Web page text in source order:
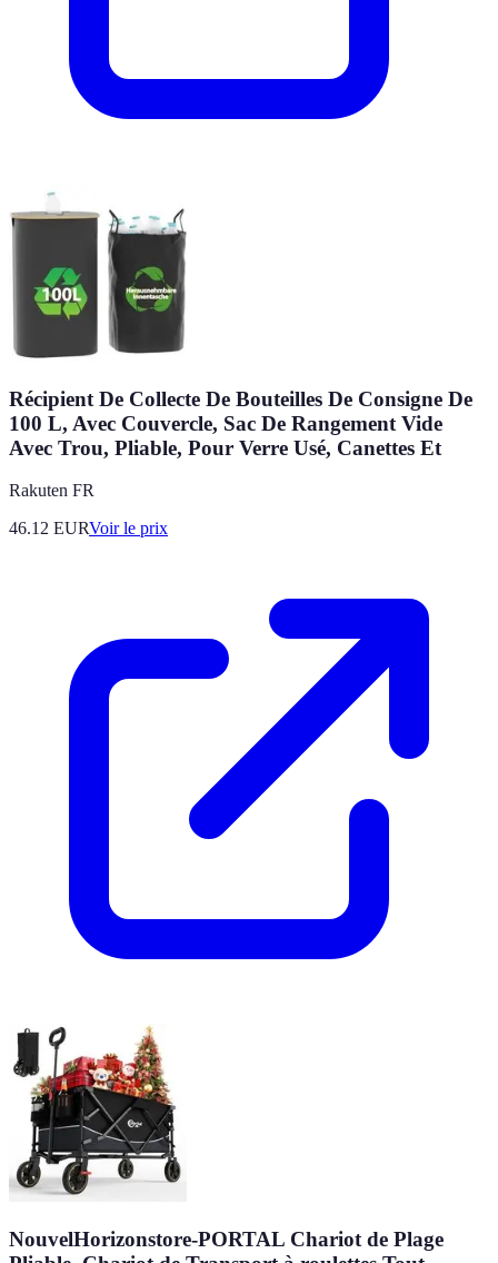
Récipient De Collecte De Bouteilles De Consigne De
100 L, Avec Couvercle, Sac De Rangement Vide
Avec Trou, Pliable, Pour Verre Usé, Canettes Et
Rakuten FR
46.12 EURVoir le prix
NouvelHorizonstore-PORTAL Chariot de Plage